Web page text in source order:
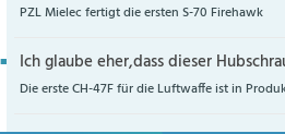
PZL Mielec fertigt die ersten S-70 Firehawk
Ich glaube eher,dass dieser
Die erste CH-47F für die Luftwaffe ist in